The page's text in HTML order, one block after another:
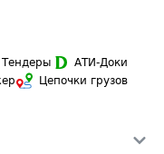
Тендеры
АТИ-Доки
Цепочки грузов